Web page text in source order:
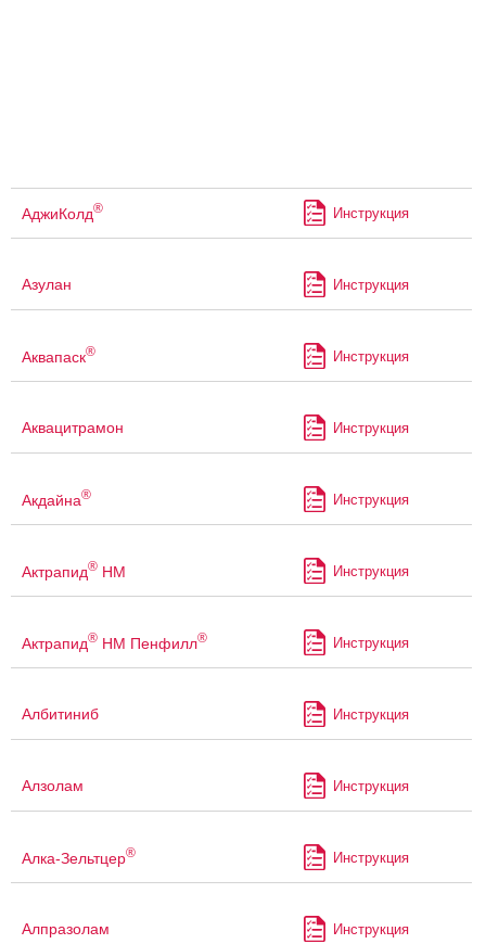
АджиКолд® Инструкция
Азулан Инструкция
Аквапаск® Инструкция
Аквацитрамон Инструкция
Акдайна® Инструкция
Актрапид® НМ Инструкция
Актрапид® НМ Пенфилл® Инструкция
Албитиниб Инструкция
Алзолам Инструкция
Алка-Зельтцер® Инструкция
Алпразолам Инструкция